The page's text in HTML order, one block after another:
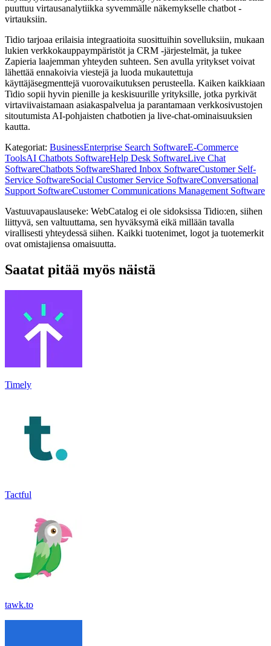
puuttuu virtausanalytiikka syvemmälle näkemykselle chatbot -
virtauksiin.
Tidio tarjoaa erilaisia ​​integraatioita suosittuihin sovelluksiin, mukaan
lukien verkkokauppaympäristöt ja CRM -järjestelmät, ja tukee
Zapieria laajemman yhteyden suhteen. Sen avulla yritykset voivat
lähettää ennakoivia viestejä ja luoda mukautettuja
käyttäjäsegmenttejä vuorovaikutuksen perusteella. Kaiken kaikkiaan
Tidio sopii hyvin pienille ja keskisuurille yrityksille, jotka pyrkivät
virtaviivaistamaan asiakaspalvelua ja parantamaan verkkosivustojen
sitoutumista AI-pohjaisten chatbotien ja live-chat-ominaisuuksien
kautta.
Kategoriat: BusinessEnterprise Search SoftwareE-Commerce
ToolsAI Chatbots SoftwareHelp Desk SoftwareLive Chat
SoftwareChatbots SoftwareShared Inbox SoftwareCustomer Self-
Service SoftwareSocial Customer Service SoftwareConversational
Support SoftwareCustomer Communications Management Software
Vastuuvapauslauseke: WebCatalog ei ole sidoksissa Tidio:en, siihen
liittyvä, sen valtuuttama, sen hyväksymä eikä millään tavalla
virallisesti yhteydessä siihen. Kaikki tuotenimet, logot ja tuotemerkit
ovat omistajiensa omaisuutta.
Saatat pitää myös näistä
Timely
Tactful
tawk.to